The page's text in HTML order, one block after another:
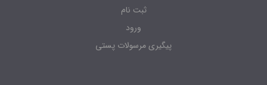
پیگیری مرسولات پستی